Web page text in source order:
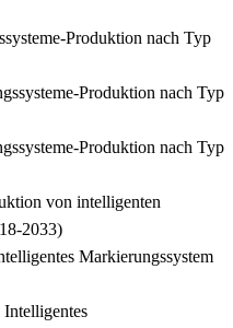
Produktion nach Typ
Produktion nach Typ
Produktion nach Typ
von intelligenten
2033)
Markierungssystem